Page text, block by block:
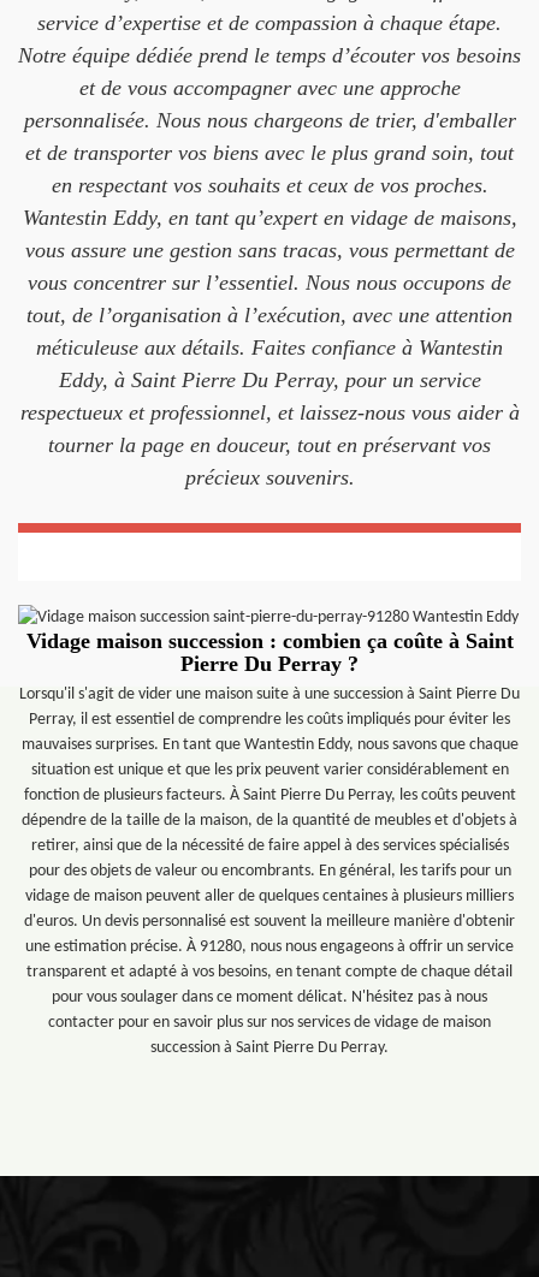
service d’expertise et de compassion à chaque étape.
Notre équipe dédiée prend le temps d’écouter vos besoins
et de vous accompagner avec une approche
personnalisée. Nous nous chargeons de trier, d'emballer
et de transporter vos biens avec le plus grand soin, tout
en respectant vos souhaits et ceux de vos proches.
Wantestin Eddy, en tant qu’expert en vidage de maisons,
vous assure une gestion sans tracas, vous permettant de
vous concentrer sur l’essentiel. Nous nous occupons de
tout, de l’organisation à l’exécution, avec une attention
méticuleuse aux détails. Faites confiance à Wantestin
Eddy, à Saint Pierre Du Perray, pour un service
respectueux et professionnel, et laissez-nous vous aider à
tourner la page en douceur, tout en préservant vos
précieux souvenirs.
Vidage maison succession : combien ça coûte à Saint
Pierre Du Perray ?
Lorsqu'il s'agit de vider une maison suite à une succession à Saint Pierre Du
Perray, il est essentiel de comprendre les coûts impliqués pour éviter les
mauvaises surprises. En tant que Wantestin Eddy, nous savons que chaque
situation est unique et que les prix peuvent varier considérablement en
fonction de plusieurs facteurs. À Saint Pierre Du Perray, les coûts peuvent
dépendre de la taille de la maison, de la quantité de meubles et d'objets à
retirer, ainsi que de la nécessité de faire appel à des services spécialisés
pour des objets de valeur ou encombrants. En général, les tarifs pour un
vidage de maison peuvent aller de quelques centaines à plusieurs milliers
d'euros. Un devis personnalisé est souvent la meilleure manière d'obtenir
une estimation précise. À 91280, nous nous engageons à offrir un service
transparent et adapté à vos besoins, en tenant compte de chaque détail
pour vous soulager dans ce moment délicat. N'hésitez pas à nous
contacter pour en savoir plus sur nos services de vidage de maison
succession à Saint Pierre Du Perray.